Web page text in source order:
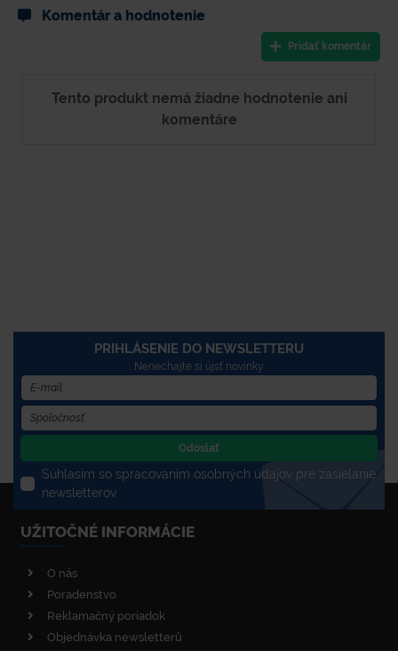
Komentár a hodnotenie
Pridať komentár
Tento produkt nemá žiadne hodnotenie ani
komentáre
PRIHLÁSENIE DO NEWSLETTERU
Nenechajte si újsť novinky
Odoslať
Súhlasím so spracovaním osobných údajov pre zasielanie
newsletterov
UŽITOČNÉ INFORMÁCIE
O nás
Poradenstvo
Reklamačný poriadok
Objednávka newsletterů